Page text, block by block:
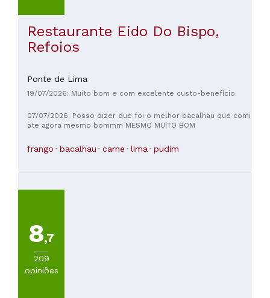
Restaurante Eido Do Bispo,
Refoios
Ponte de Lima
19/07/2026: Muito bom e com excelente custo-benefício.
07/07/2026: Posso dizer que foi o melhor bacalhau que comi
ate agora mesmo bommm MESMO MUITO BOM
frango bacalhau carne lima pudim
8,7
209
opiniões